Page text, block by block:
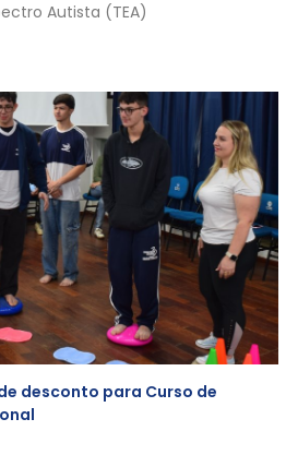
Autista (TEA)
desconto para Curso de